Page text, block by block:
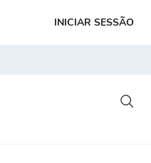
INICIAR SESSÃO